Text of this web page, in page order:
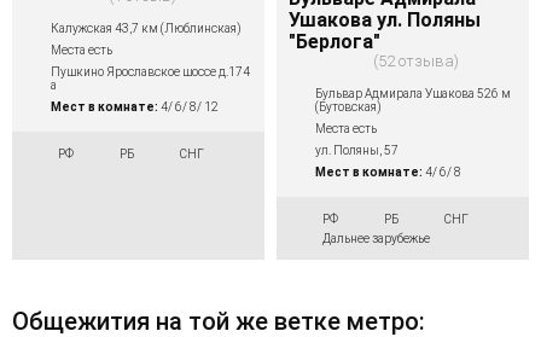
Калужская 43,7 км (Люблинская)
Места есть
Пушкино Ярославское шоссе д.174
а
Мест в комнате: 4/ 6/ 8/ 12
РФ РБ СНГ
Ушакова ул. Поляны
"Берлога"
52 отзыва
Бульвар Адмирала Ушакова 526 м
(Бутовская)
Места есть
ул. Поляны, 57
Мест в комнате: 4/ 6/ 8
РФ РБ
СНГ
Дальнее зарубежье
Общежития на той же ветке метро: